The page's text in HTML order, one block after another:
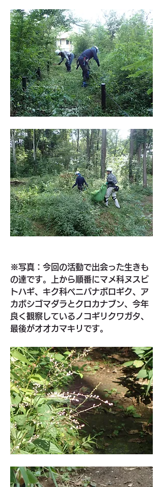
※写真：今回の活動で出会った生きも
の達です。上から順番にマメ科ヌスビ
トハギ、キク科ベニバナボロギク、ア
カボシゴマダラとクロカナブン、今年
良く観察しているノコギリクワガタ、
最後がオオカマキリです。